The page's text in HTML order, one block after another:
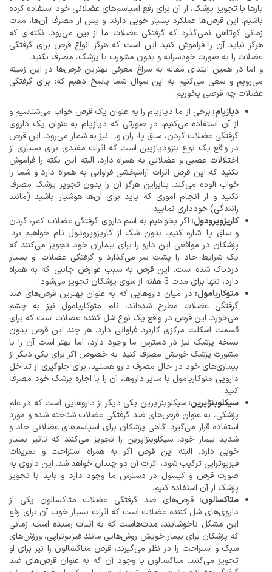
بارها با تجویز پزشک، از آن برای رفع اسپاسم‌های عضلانی خود استفاده کرده
باشیم. این قرص‌ها عملکرد بسیار خوبی دارند و پس از مصرف آن‌ها، مدت
زمانی کوتاهی نمی‌گذرد که گرفتگی عضلات ما از بین می‌رود. نکته‌ای که
هرگز نباید آن را فراموش کنید این است که هرگز انواع قرص برای گرفتگی
عضلات را به صورت خودسرانه و بدون مشورت با پزشک، مصرف نکنید.
و اما در همین ابتدای مقاله به سراغ معرفی بهترین قرص‌ها در این زمینه
می‌رویم و سعی می‌کنیم به این سوال شما پاسخ دهیم که: برای گرفتگی
عضلات چه قرصی بخوریم:
دیازپام: برخی از ما دیازپام را به عنوان یک قرص خواب می‌شناسیم و
از آن استفاده می‌کنیم. در صورتی که دیازپام به عنوان یک داروی
گرفتگی عضلات گردن، ساق پا، ران و... نیز به شمار می‌رود. این قرص
در واقع یک نوع بنزودیازپین است که اثرات مفیدی برای بسیاری از
اختلالات عصبی و عضلانی به همراه دارد. البته این نکته را فراموش
نکنید که این قرص اثرات آرامبخشی فراوانی به همراه دارد و شما را
خواب آلوده می‌کند. بنابراین هرگز آن را بدون تجویز پزشک مصرف
نکنید و از انجام اموری که باید برای آن‌ها هوشیار باشید (مانند
رانندگی) خودداری نمایید.
کاریزوپرودول: اگر بخواهیم به اسم داروی گرفتگی عضلات کمر، گردن
و ساق پا اشاره کنیم، بدون شک از کاریزوپرودول نام خواهیم برد.
پزشکان در مواقعی این دارو را برای بیماران خود تجویز می‌کنند که
یک شرایط حاد را پشت سر می‌گذارد و گرفتگی عضلات او بسیار
دردناک شده است. این قرص به سبب عوارض جانبی که به همراه
دارد، تنها برای مدت 3 هفته از سوی پزشکان تجویز می‌شود.
متوکاربامول: در میان داروهایی که به عنوان بهترین قرص‌های ضد
گرفتگی عضلات مطرح شده‌اند، نام متوکاربامول نیز به چشم
می‌خورد. این قرص در واقع یک نوع شل کننده عضلات است که برای
قسمت اسکلت مرکزی کاربرد فراوانی دارد. هر چند این قرص بدون
نسخه پزشک نیز در دسترس ما وجود دارد، اما بهتر است آن را با
مشورت پزشک خویش مصرف کنید. به خصوص اگر برای یکی دیگر از
بیماری‌های خود در حال مصرف دارو هستید، برای جلوگیری از تداخل
دارویی متوکاربامول با سایر داروها، آن را با اجازه پزشک خود مصرف
کنید.
سیکلوبنزاپرین:سیکلوبنزاپرین یکی دیگر از داروهایی است که در علم
پزشکی، به عنوان قرص‌های ضد گرفتگی عضلات شناخته شده و مورد
استفاده قرار می‌گیرد. گاهی پزشکان برای اسپاسم‌های عضلانی حاد و
شدید بیمار خود، سیکلوبنزاپرین را تجویز می‌کنند که تاثیر بسیار
خوبی دارد. البته این قرص اگر به همراه استراحت و تمرینات
فیزیوتراپی ترکیب شود، اثرات آن دو چندان خواهد شد. این داروی به
صورت قرص و کپسول در دسترس ما وجود دارد و باید با تجویز
پزشک از آن استفاده کنیم.
متاکسالون:قرص‌های ضد گرفتگی عضلات متاکسالون یکی از
داروی‌های شل کننده عضلات است که اثرات بسیار خوب آن برای رفع
این مشکل ناخوشایند، مدت‌هاست که به اثبات رسیده است. زمانی
که پزشکان برای بیمار خویش روش‌هایی مانند فیزیوتراپی، ورزش‌های
سبک و استراحت را در نظر می‌گیرند، قرص متاکسالون را نیز برای او
تجویز می‌کنند. متاکسالون با وجود آن که به عنوان قرص‌های ضد